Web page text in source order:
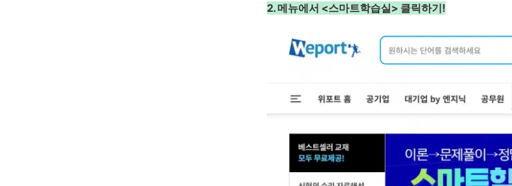
2. 메뉴에서 <스마트학습실> 클릭하기!